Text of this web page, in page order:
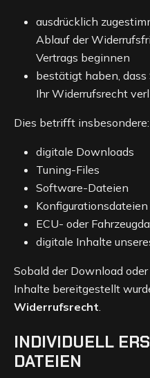
ausdrücklich
Ablauf der
Vertrags beginnen
bestätigt haben, dass
Ihr Widerrufsrecht
Dies betrifft insbesondere:
digitale Downloads
Tuning-Files
Software-Dateien
Konfigurationsdateien
ECU- oder
digitale Inhalte
Sobald der Download
Inhalte bereitgestellt
Widerrufsrecht.
INDIVIDUELL
DATEIEN